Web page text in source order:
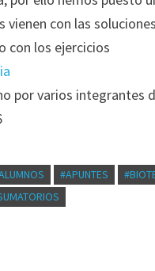
vienen con las
con los ejercicios
por varios integrantes
#APUNTES